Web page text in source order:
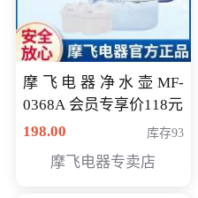
摩飞电器净水壶MF-
0368A 会员专享价118元
198.00
库存93
摩飞电器专卖店